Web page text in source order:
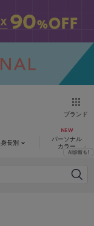
ブランド
身長別
パーソナル
カラー